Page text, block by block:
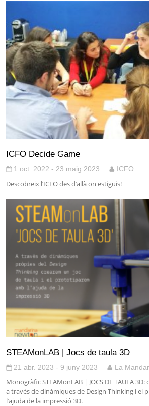
ICFO Decide Game
1 oct. 2022 - 23 maig 2023 ICFO
Descobreix l’ICFO des d’allà on estiguis!
STEAMonLAB | Jocs de taula 3D
21 abr. 2023 - 9 juny 2023 La
Monogràfic STEAMonLAB | JOCS DE TAULA
a través de dinàmiques de Design Thinking i el
l’ajuda de la impressió 3D.